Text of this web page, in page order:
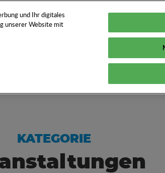
NEWS KNOW-HOW FAQS
KATEGORIE
und Ihr digitales
unserer Website mit